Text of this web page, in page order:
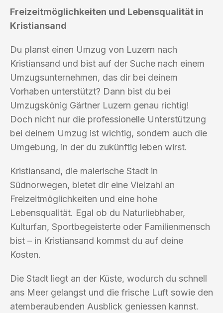
Freizeitmöglichkeiten und Lebensqualität in
Kristiansand
Du planst einen Umzug von Luzern nach
Kristiansand und bist auf der Suche nach einem
Umzugsunternehmen, das dir bei deinem
Vorhaben unterstützt? Dann bist du bei
Umzugskönig Gärtner Luzern genau richtig!
Doch nicht nur die professionelle Unterstützung
bei deinem Umzug ist wichtig, sondern auch die
Umgebung, in der du zukünftig leben wirst.
Kristiansand, die malerische Stadt in
Südnorwegen, bietet dir eine Vielzahl an
Freizeitmöglichkeiten und eine hohe
Lebensqualität. Egal ob du Naturliebhaber,
Kulturfan, Sportbegeisterte oder Familienmensch
bist – in Kristiansand kommst du auf deine
Kosten.
Die Stadt liegt an der Küste, wodurch du schnell
ans Meer gelangst und die frische Luft sowie den
atemberaubenden Ausblick geniessen kannst.